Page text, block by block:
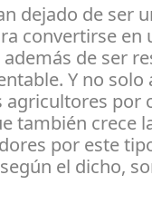
dejado de ser
convertirse en
de ser
Y no solo
agricultores por
también crece
por este
el dicho,